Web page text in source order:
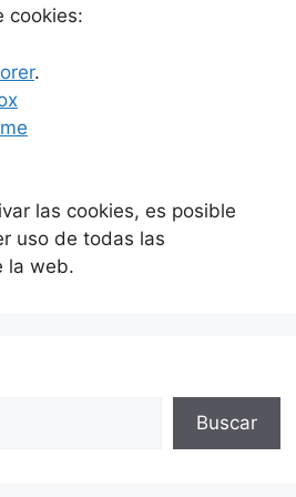
cookies:
.
las cookies, es posible
uso de todas las
la web.
Buscar